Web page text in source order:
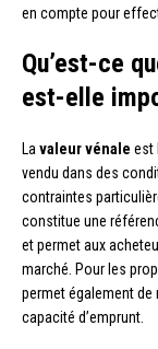
en compte pour
Qu’est-ce
est-elle
Lavaleur vénale est
vendu dans des
contraintes
constitue une
et permet aux
marché. Pour les
permet également de
capacité d’emprunt.